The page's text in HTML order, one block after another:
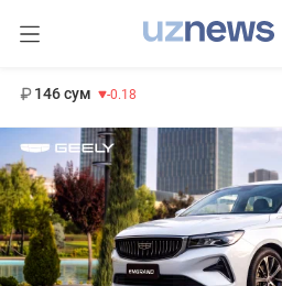
146 сум -0.18